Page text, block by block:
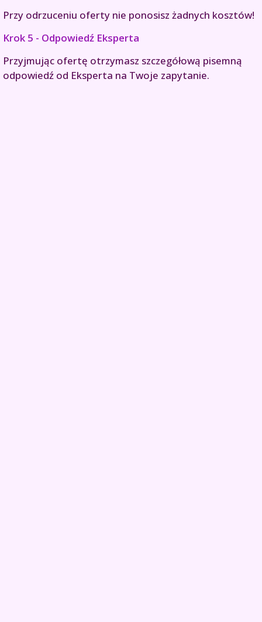
Przy odrzuceniu oferty nie ponosisz żadnych kosztów!
Krok 5 - Odpowiedź Eksperta
Przyjmując ofertę otrzymasz szczegółową pisemną
odpowiedź od Eksperta na Twoje zapytanie.